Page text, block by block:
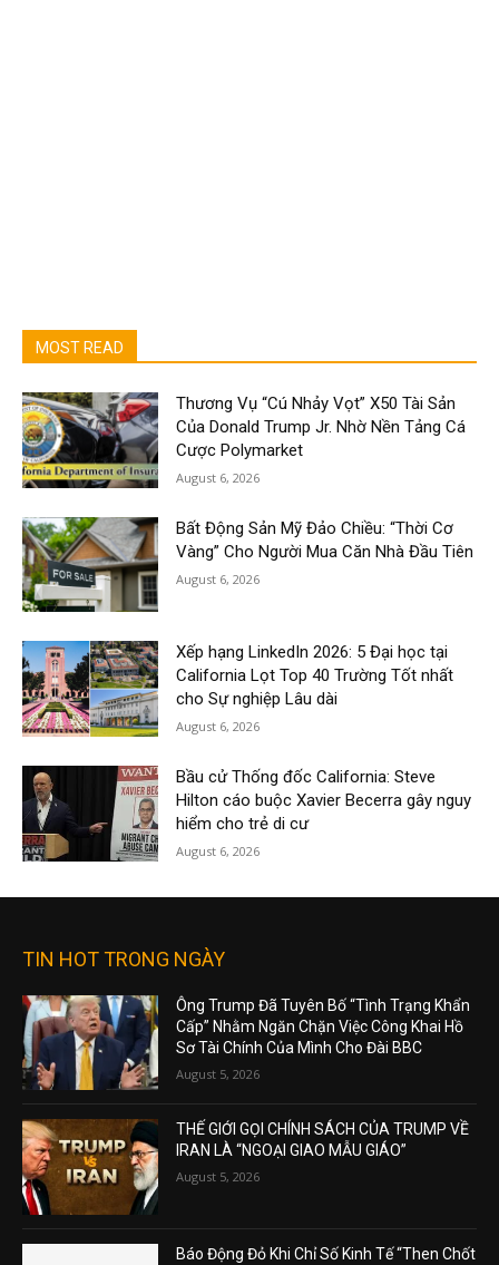
MOST READ
Thương Vụ “Cú Nhảy Vọt” X50 Tài Sản
Của Donald Trump Jr. Nhờ Nền Tảng Cá
Cược Polymarket
August 6, 2026
Bất Động Sản Mỹ Đảo Chiều: “Thời Cơ
Vàng” Cho Người Mua Căn Nhà Đầu Tiên
August 6, 2026
Xếp hạng LinkedIn 2026: 5 Đại học tại
California Lọt Top 40 Trường Tốt nhất
cho Sự nghiệp Lâu dài
August 6, 2026
Bầu cử Thống đốc California: Steve
Hilton cáo buộc Xavier Becerra gây nguy
hiểm cho trẻ di cư
August 6, 2026
TIN HOT TRONG NGÀY
Ông Trump Đã Tuyên Bố “Tình Trạng Khẩn
Cấp” Nhằm Ngăn Chặn Việc Công Khai Hồ
Sơ Tài Chính Của Mình Cho Đài BBC
August 5, 2026
THẾ GIỚI GỌI CHÍNH SÁCH CỦA TRUMP VỀ
IRAN LÀ “NGOẠI GIAO MẪU GIÁO”
August 5, 2026
Báo Động Đỏ Khi Chỉ Số Kinh Tế “Then Chốt